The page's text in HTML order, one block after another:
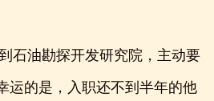
油勘探开发研究院，主动要
运的是，入职还不到半年的他